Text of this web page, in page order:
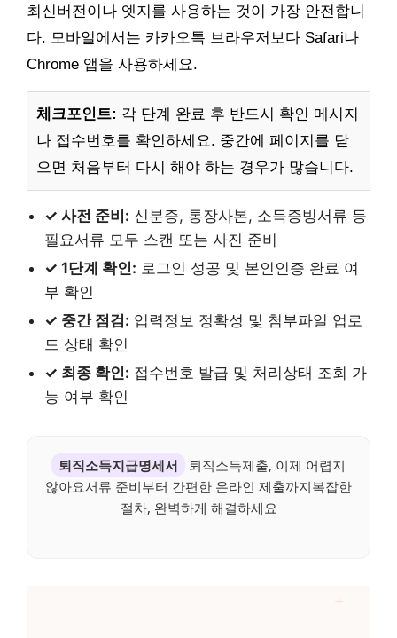
최신버전이나 엣지를 사용하는 것이 가장 안전합니
다. 모바일에서는 카카오톡 브라우저보다 Safari나
Chrome 앱을 사용하세요.
체크포인트: 각 단계 완료 후 반드시 확인 메시지
나 접수번호를 확인하세요. 중간에 페이지를 닫
으면 처음부터 다시 해야 하는 경우가 많습니다.
✓ 사전 준비: 신분증, 통장사본, 소득증빙서류 등
필요서류 모두 스캔 또는 사진 준비
✓ 1단계 확인: 로그인 성공 및 본인인증 완료 여
부 확인
✓ 중간 점검: 입력정보 정확성 및 첨부파일 업로
드 상태 확인
✓ 최종 확인: 접수번호 발급 및 처리상태 조회 가
능 여부 확인
퇴직소득지급명세서
퇴직소득제출, 이제 어렵지
않아요서류 준비부터 간편한 온라인 제출까지복잡한
절차, 완벽하게 해결하세요